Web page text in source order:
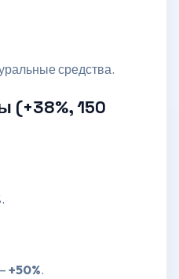
средства.
(+38%, 150
.
+50%.